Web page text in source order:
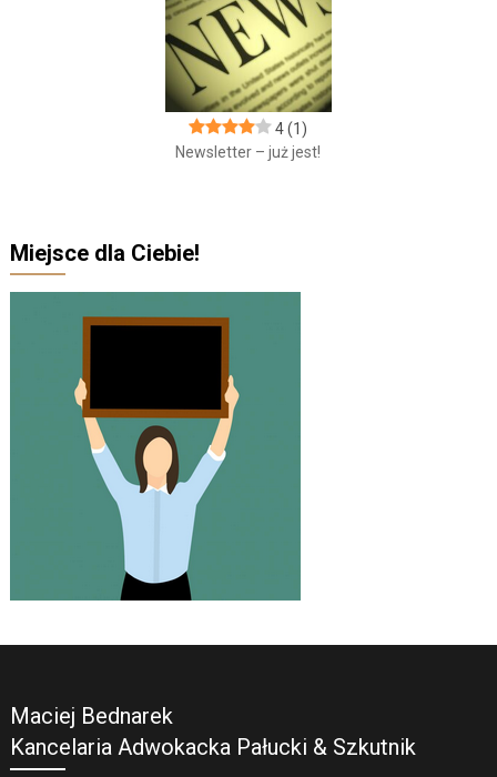
4 (1)
Newsletter – już jest!
Miejsce dla Ciebie!
Maciej Bednarek
Kancelaria Adwokacka Pałucki & Szkutnik